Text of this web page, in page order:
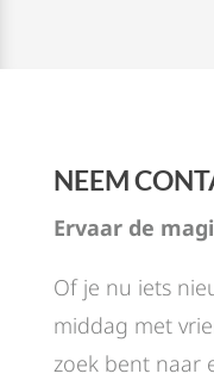
NEEM
Ervaar de
Of je nu iets
middag met
zoek bent naar